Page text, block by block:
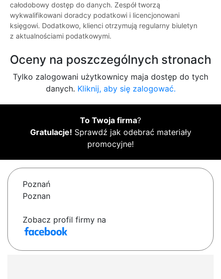
całodobowy dostęp do danych. Zespół tworzą
wykwalifikowani doradcy podatkowi i licencjonowani
księgowi. Dodatkowo, klienci otrzymują regularny biuletyn
z aktualnościami podatkowymi.
Oceny na poszczególnych stronach
Tylko zalogowani użytkownicy maja dostęp do tych
danych. Kliknij, aby się zalogować.
To Twoja firma?
Gratulacje! Sprawdź jak odebrać materiały
promocyjne!
Poznań
Poznan
Zobacz profil firmy na